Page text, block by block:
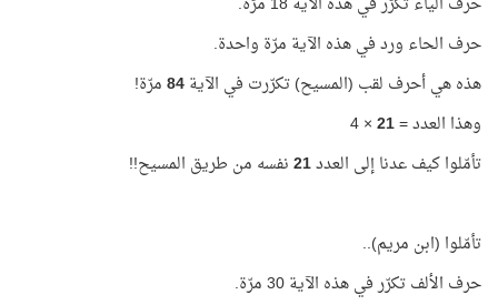
حرف الحاء ورد في هذه الآية مرّة واحدة.
هذه هي أحرف لقب (المسيح) تكرّرت في الآية84مرّة!
وهذا العدد =21
× 4
تأمّلوا كيف عدنا إلى العدد21نفسه من طريق المسيح!!
تأمّلوا (ابن مريم)..
حرف الألف تكرّر في هذه الآية 30 مرّة.